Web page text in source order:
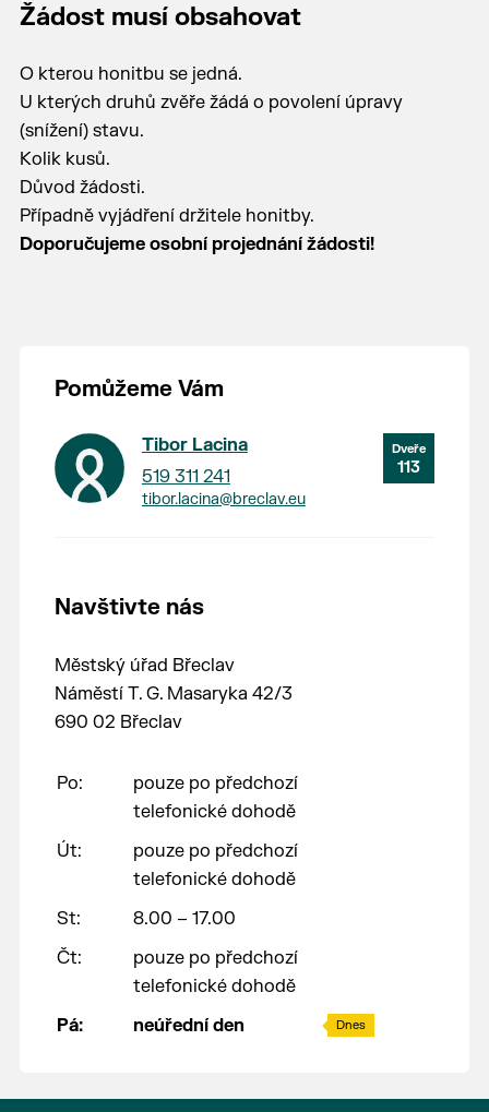
Žádost musí obsahovat
O kterou honitbu se jedná.
U kterých druhů zvěře žádá o povolení úpravy
(snížení) stavu.
Kolik kusů.
Důvod žádosti.
Případně vyjádření držitele honitby.
Doporučujeme osobní projednání žádosti!
Pomůžeme Vám
113
Tibor Lacina
519 311 241
tibor.lacina@breclav.eu
Navštivte nás
Městský úřad Břeclav
Náměstí T. G. Masaryka 42/3
690 02 Břeclav
Po:
pouze po předchozí
telefonické dohodě
Út:
pouze po předchozí
telefonické dohodě
St:
8.00 – 17.00
Čt:
pouze po předchozí
telefonické dohodě
Pá:
neúřední den Dnes